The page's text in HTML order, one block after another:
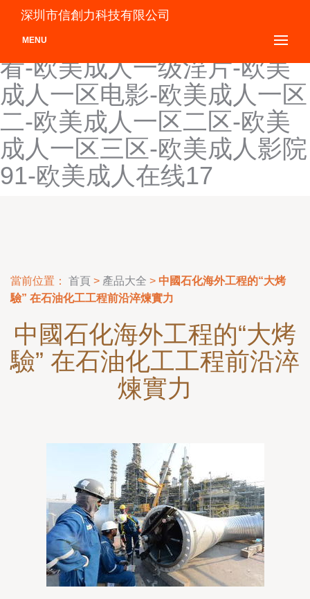
欧美成人性毛片视频-欧美成
人性影院-欧美成人性在线观
看-欧美成人一级淫片-欧美
成人一区电影-欧美成人一区
二-欧美成人一区二区-欧美
成人一区三区-欧美成人影院
91-欧美成人在线17
深圳市信創力科技有限公司
MENU
當前位置： 首頁 > 產品大全 > 中國石化海外工程的“大烤
驗” 在石油化工工程前沿淬煉實力
中國石化海外工程的“大烤
驗” 在石油化工工程前沿淬
煉實力